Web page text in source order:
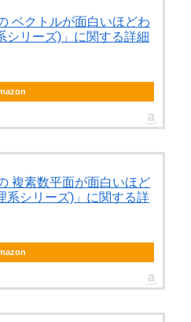
ベクトルが面白いほどわ
シリーズ)」に関する詳細
複素数平面が面白いほど
系シリーズ)」に関する詳